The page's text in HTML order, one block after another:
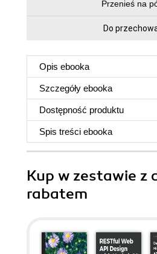
Przenieś na
Do
Opis ebooka
Szczegóły ebooka
Dostępność produktu
Spis treści ebooka
Kup w zestawie z
rabatem